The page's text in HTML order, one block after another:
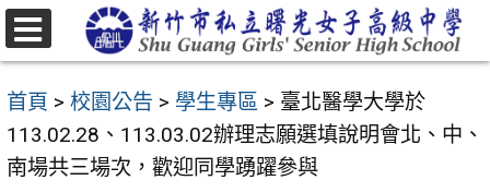
跳
至
要
內
容
首頁 > 校園公告 > 學生專區 > 臺北醫學大學於
113.02.28、113.03.02辦理志願選填說明會北、中、
南場共三場次，歡迎同學踴躍參與
選
單